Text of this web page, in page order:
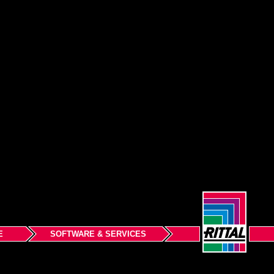
SOFTWARE & SERVICES